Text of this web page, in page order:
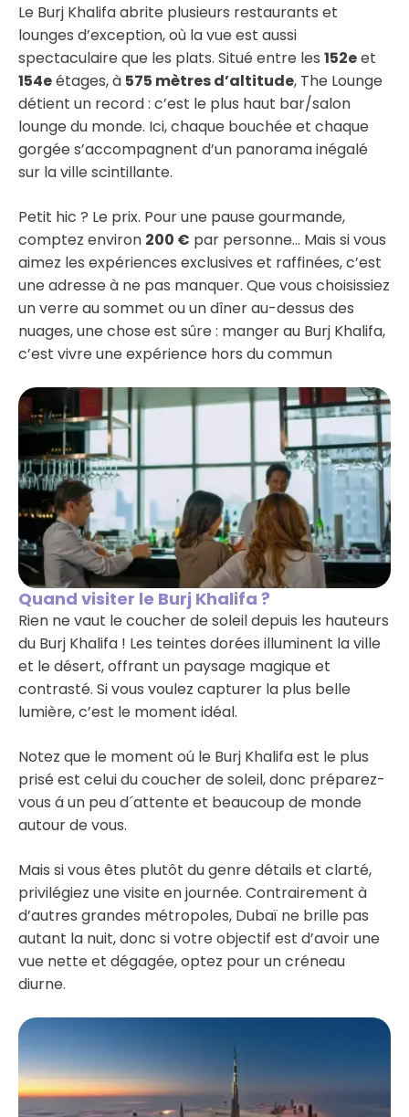
Le Burj Khalifa abrite plusieurs restaurants et
lounges d’exception, où la vue est aussi
spectaculaire que les plats. Situé entre les 152eet
154eétages, à 575 mètres d’altitude, The Lounge
détient un record : c’est le plus haut bar/salon
lounge du monde. Ici, chaque bouchée et chaque
gorgée s’accompagnent d’un panorama inégalé
sur la ville scintillante.
Petit hic ? Le prix. Pour une pause gourmande,
comptez environ 200 € par personne… Mais si vous
aimez les expériences exclusives et raffinées, c’est
une adresse à ne pas manquer. Que vous choisissiez
un verre au sommet ou un dîner au-dessus des
nuages, une chose est sûre : manger au Burj Khalifa,
c’est vivre une expérience hors du commun
Quand visiter le Burj Khalifa ?
Rien ne vaut le coucher de soleil depuis les hauteurs
du Burj Khalifa ! Les teintes dorées illuminent la ville
et le désert, offrant un paysage magique et
contrasté. Si vous voulez capturer la plus belle
lumière, c’est le moment idéal.
Notez que le moment oú le Burj Khalifa est le plus
prisé est celui du coucher de soleil, donc préparez-
vous á un peu d´attente et beaucoup de monde
autour de vous.
Mais si vous êtes plutôt du genre détails et clarté,
privilégiez une visite en journée. Contrairement à
d’autres grandes métropoles, Dubaï ne brille pas
autant la nuit, donc si votre objectif est d’avoir une
vue nette et dégagée, optez pour un créneau
diurne.